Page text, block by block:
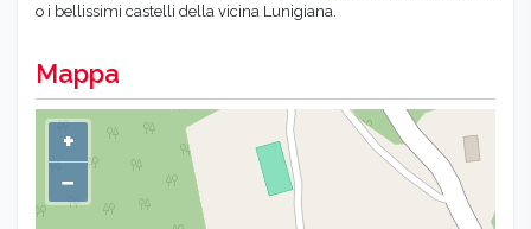
o i bellissimi castelli della vicina Lunigiana.
Mappa
+
−